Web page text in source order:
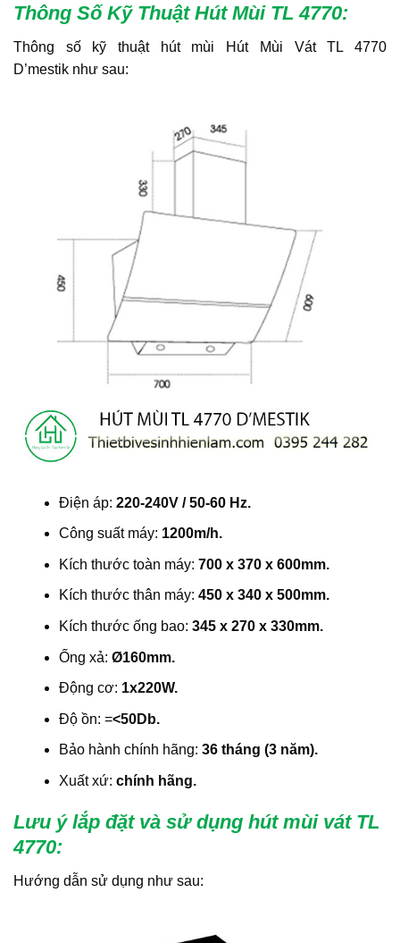
Thông Số Kỹ Thuật Hút Mùi TL 4770:
Thông số kỹ thuật hút mùi Hút Mùi Vát TL 4770
D’mestik như sau:
Điện áp: 220-240V / 50-60 Hz.
Công suất máy: 1200m/h.
Kích thước toàn máy: 700 x 370 x 600mm.
Kích thước thân máy: 450 x 340 x 500mm.
Kích thước ống bao: 345 x 270 x 330mm.
Ống xả: Ø160mm.
Động cơ: 1x220W.
Độ ồn: =<50Db.
Bảo hành chính hãng: 36 tháng (3 năm).
Xuất xứ: chính hãng.
Lưu ý lắp đặt và sử dụng hút mùi vát TL
4770:
Hướng dẫn sử dụng như sau: